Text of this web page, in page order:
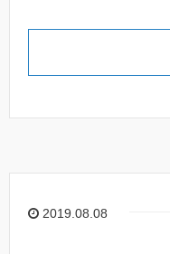
2019.08.08